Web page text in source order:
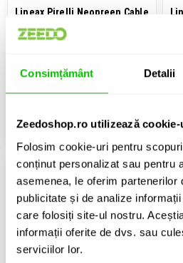
Consimțământ Detalii
Zeedoshop.ro utilizează cookie-
Folosim cookie-uri pentru
conținut personalizat sau pentru
asemenea, le oferim partenerilor
publicitate și de analize
care folosiți site-ul nostru.
informații oferite de dvs. sau
serviciilor lor.
Lineax Pirelli Neopreen Cable
ADAUGA IN COS
Cablu electric